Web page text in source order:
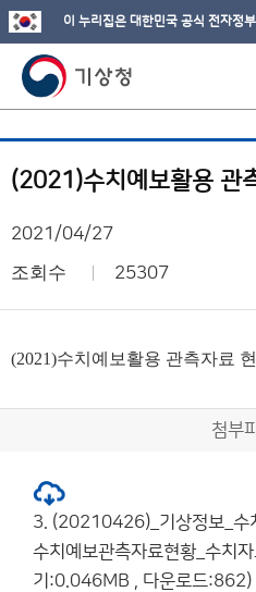
이 누리집은 대한민국 공식 전자정
(2021)수치예보활용 관
2021/04/27
조회수 25307
(2021)수치예보활용 관측자료
첨부
3. (20210426)_기상정보_수
수치예보관측자료현황_수치
기:0.046MB , 다운로드:862)